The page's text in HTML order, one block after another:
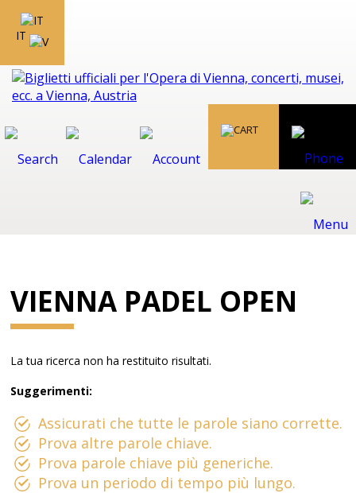
IT
VIENNA PADEL OPEN
La tua ricerca non ha restituito risultati.
Suggerimenti:
Assicurati che tutte le parole siano corrette.
Prova altre parole chiave.
Prova parole chiave più generiche.
Prova un periodo di tempo più lungo.